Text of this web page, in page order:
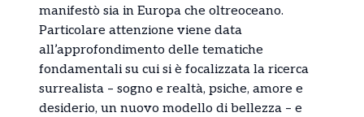
manifestò sia in Europa che oltreoceano.
Particolare attenzione viene data
all’approfondimento delle tematiche
fondamentali su cui si è focalizzata la ricerca
surrealista – sogno e realtà, psiche, amore e
desiderio, un nuovo modello di bellezza – e